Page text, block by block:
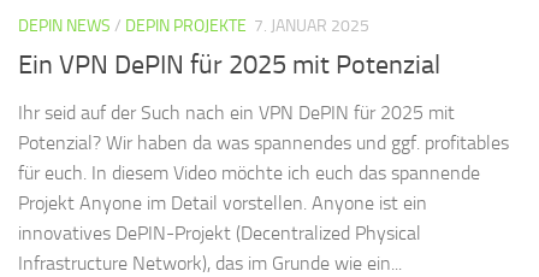
DEPIN NEWS / DEPIN PROJEKTE 7. JANUAR 2025
Ein VPN DePIN für 2025 mit Potenzial
Ihr seid auf der Such nach ein VPN DePIN für 2025 mit
Potenzial? Wir haben da was spannendes und ggf. profitables
für euch. In diesem Video möchte ich euch das spannende
Projekt Anyone im Detail vorstellen. Anyone ist ein
innovatives DePIN-Projekt (Decentralized Physical
Infrastructure Network), das im Grunde wie ein...